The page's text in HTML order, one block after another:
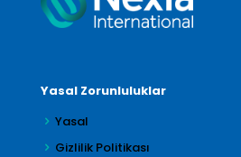
Yasal Zorunluluklar
Yasal
Gizlilik Politikası